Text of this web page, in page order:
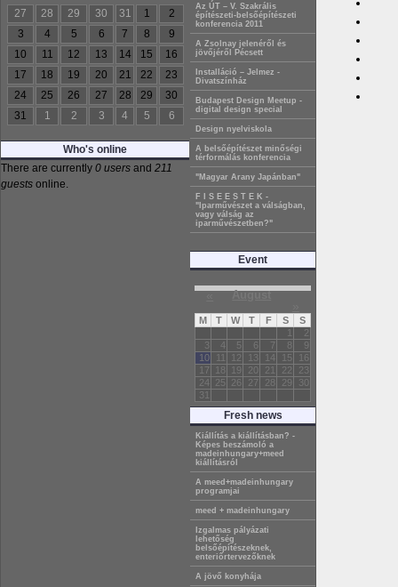
27 28 29 30 31 1
2
3
4 5 6 7 8
9
10
11 12 13 14 15
16
17
18 19 20 21 22
23
24
25 26 27 28 29
30
31
1 2 3 4 5 6
Who's online
There are currently 0 users and 211
guests online.
Az ÚT – V. Szakrális
építészeti-belsőépítészeti
konferencia 2011
A Zsolnay jelenéről és
jövőjéről Pécsett
Installáció – Jelmez -
Divatszínház
Budapest Design Meetup -
digital design special
Design nyelviskola
A belsőépítészet minőségi
térformálás konferencia
"Magyar Arany Japánban"
F I S E E S T E K -
"Iparművészet a válságban,
vagy válság az
iparművészetben?"
Event
« August
M T W T F S
S
1
2
3
4 5 6 7 8
9
10
11 12 13 14 15
16
17
18 19 20 21 22
23
24
25 26 27 28 29
30
31
Fresh news
Kiállítás a kiállításban? -
Képes beszámoló a
madeinhungary+meed
kiállításról
A meed+madeinhungary
programjai
meed + madeinhungary
Izgalmas pályázati
lehetőség
belsőépítészeknek,
enteriőrtervezőknek
A jövő konyhája